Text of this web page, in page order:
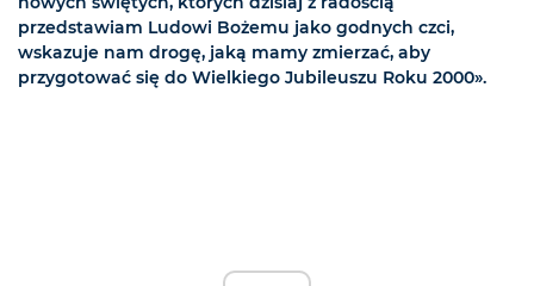
przedstawiam Ludowi Bożemu jako godnych czci,
wskazuje nam drogę, jaką mamy zmierzać, aby
przygotować się do Wielkiego Jubileuszu Roku 2000».